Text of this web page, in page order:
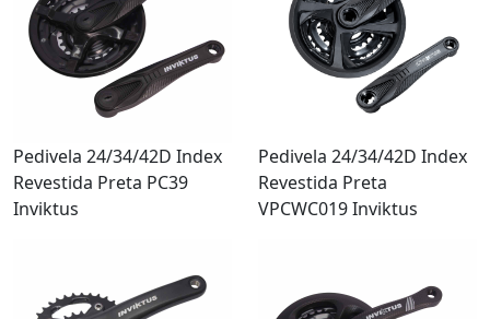
Pedivela 24/34/42D Index
Revestida Preta PC39
Inviktus
Pedivela 24/34/42D Index
Revestida Preta
VPCWC019 Inviktus